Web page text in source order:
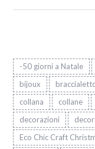
-50 giorni a Natale
bijoux
collana
collane
decorazioni
Eco Chic Craft